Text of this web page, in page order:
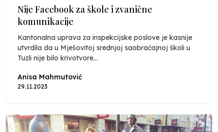
Nije Facebook za škole i zvanične
komunikacije
Kantonalna uprava za inspekcijske poslove je kasnije
utvrdila da u Mješovitoj srednjoj saobraćajnoj školi u
Tuzli nije bilo krivotvore...
Anisa Mahmutović
29.11.2023